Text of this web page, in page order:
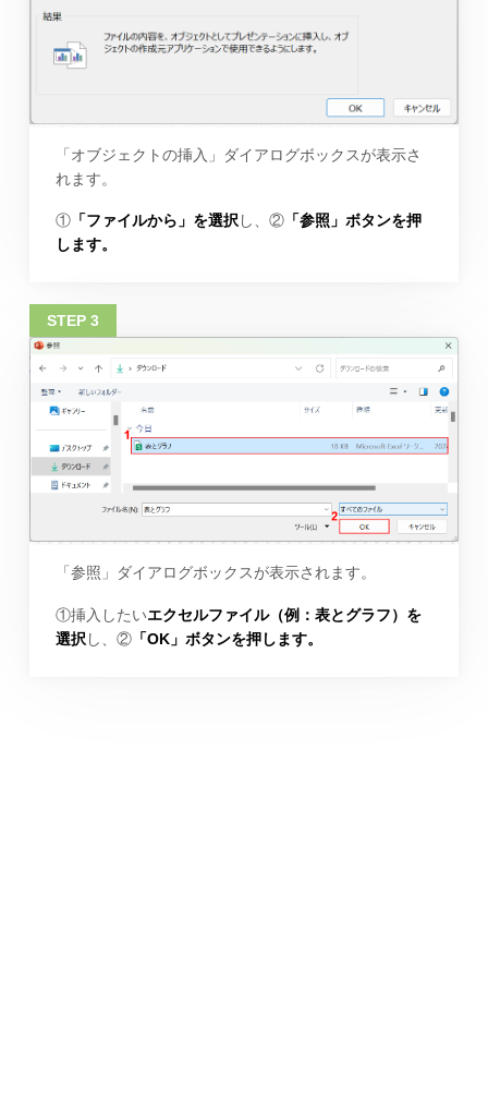
「オブジェクトの挿入」ダイアログボックスが表示さ
れます。
①「ファイルから」を選択し、②「参照」ボタンを押
します。
「参照」ダイアログボックスが表示されます。
①挿入したいエクセルファイル（例：表とグラフ）を
選択し、②「OK」ボタンを押します。